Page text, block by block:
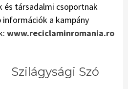
és társadalmi csoportnak
információk a kampány
www.reciclaminromania.ro
Szilágysági Szó